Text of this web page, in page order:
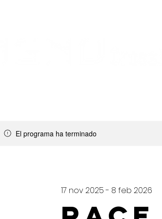
El programa ha terminado
17 nov 2025 - 8 feb 2026